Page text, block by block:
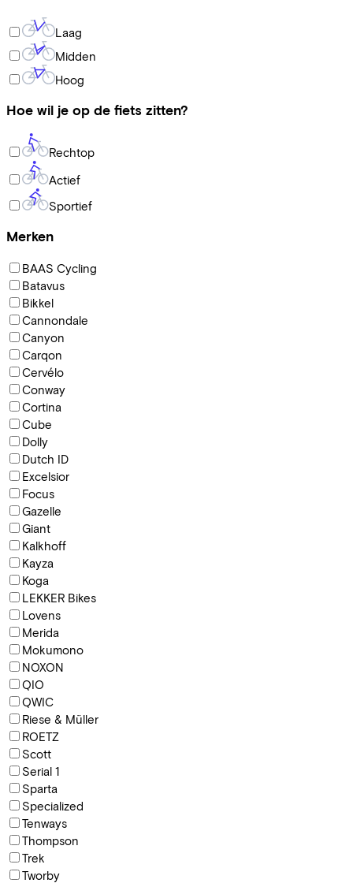
Laag
Midden
Hoog
Hoe wil je op de fiets zitten?
Rechtop
Actief
Sportief
Merken
BAAS Cycling
Batavus
Bikkel
Cannondale
Canyon
Carqon
Cervélo
Conway
Cortina
Cube
Dolly
Dutch ID
Excelsior
Focus
Gazelle
Giant
Kalkhoff
Kayza
Koga
LEKKER Bikes
Lovens
Merida
Mokumono
NOXON
QIO
QWIC
Riese & Müller
ROETZ
Scott
Serial 1
Sparta
Specialized
Tenways
Thompson
Trek
Tworby